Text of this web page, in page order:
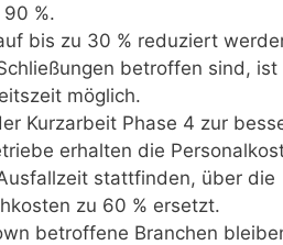
%.
bis zu 30 % reduziert
betroffen sind, ist
möglich.
Kurzarbeit Phase 4 zur
erhalten die
stattfinden, über die
zu 60 % ersetzt.
betroffene Branchen